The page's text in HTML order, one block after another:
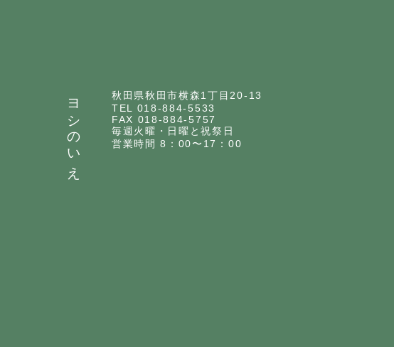
ヨシのいえ
秋田県秋田市横森1丁目20-13
TEL 018-884-5533
FAX 018-884-5757
毎週火曜・日曜と祝祭日
営業時間 8：00〜17：00